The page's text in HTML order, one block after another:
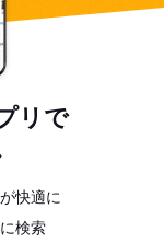
リで
快適に
検索